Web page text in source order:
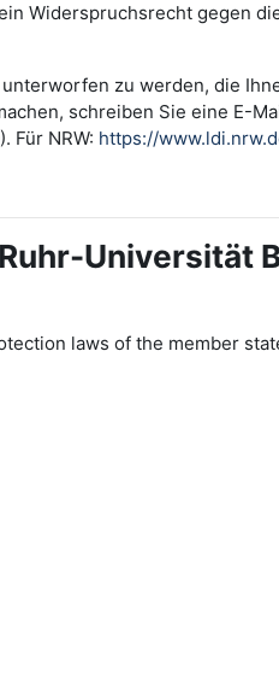
Widerspruchsrecht gegen
zu werden, die
schreiben Sie eine E-
Für NRW: https://
Universität
laws of the member